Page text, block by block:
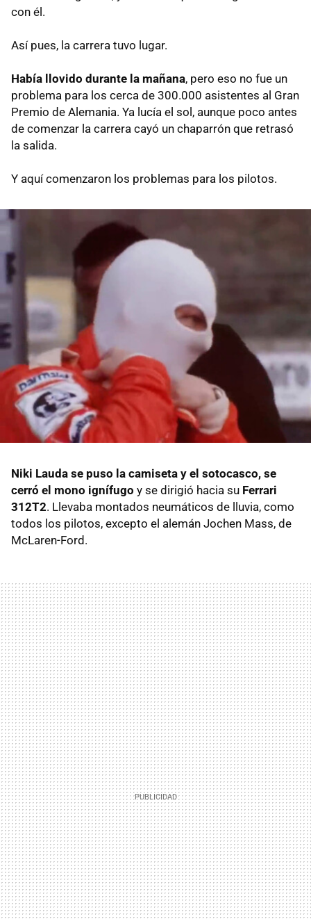
con él.
Así pues, la carrera tuvo lugar.
Había llovido durante la mañana, pero eso no fue un
problema para los cerca de 300.000 asistentes al Gran
Premio de Alemania. Ya lucía el sol, aunque poco antes
de comenzar la carrera cayó un chaparrón que retrasó
la salida.
Y aquí comenzaron los problemas para los pilotos.
Niki Lauda se puso la camiseta y el sotocasco, se
cerró el mono ignífugo y se dirigió hacia su Ferrari
312T2. Llevaba montados neumáticos de lluvia, como
todos los pilotos, excepto el alemán Jochen Mass, de
McLaren-Ford.